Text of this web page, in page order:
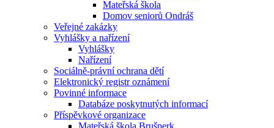
Mateřská škola
Domov seniorů Ondráš
Veřejné zakázky
Vyhlášky a nařízení
Vyhlášky
Nařízení
Sociálně-právní ochrana dětí
Elektronický registr oznámení
Povinné informace
Databáze poskytnutých informací
Příspěvkové organizace
Mateřská škola Brušperk